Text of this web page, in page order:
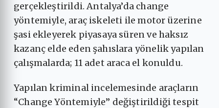
gerçekleştirildi. Antalya’da change
yöntemiyle, araç iskeleti ile motor üzerine
şasi ekleyerek piyasaya süren ve haksız
kazanç elde eden şahıslara yönelik yapılan
çalışmalarda; 11 adet araca el konuldu.
Yapılan kriminal incelemesinde araçların
“Change Yöntemiyle” değiştirildiği tespit